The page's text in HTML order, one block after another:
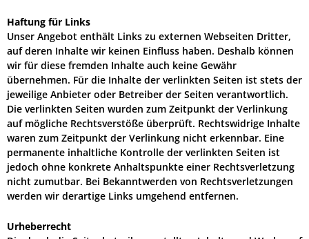
Haftung für Links
Unser Angebot enthält Links zu externen Webseiten Dritter,
auf deren Inhalte wir keinen Einfluss haben. Deshalb können
wir für diese fremden Inhalte auch keine Gewähr
übernehmen. Für die Inhalte der verlinkten Seiten ist stets der
jeweilige Anbieter oder Betreiber der Seiten verantwortlich.
Die verlinkten Seiten wurden zum Zeitpunkt der Verlinkung
auf mögliche Rechtsverstöße überprüft. Rechtswidrige Inhalte
waren zum Zeitpunkt der Verlinkung nicht erkennbar. Eine
permanente inhaltliche Kontrolle der verlinkten Seiten ist
jedoch ohne konkrete Anhaltspunkte einer Rechtsverletzung
nicht zumutbar. Bei Bekanntwerden von Rechtsverletzungen
werden wir derartige Links umgehend entfernen.
Urheberrecht